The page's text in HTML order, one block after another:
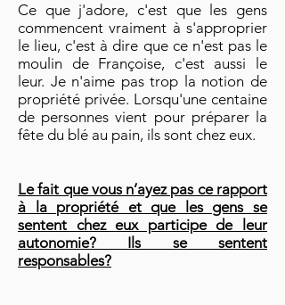
Ce que j'adore, c'est que les gens
commencent vraiment à s'approprier
le lieu, c'est à dire que ce n'est pas le
moulin de Françoise, c'est aussi le
leur. Je n'aime pas trop la notion de
propriété privée. Lorsqu'une centaine
de personnes vient pour préparer la
fête du blé au pain, ils sont chez eux.
Le fait que vous n’ayez pas ce rapport
à la propriété et que les gens se
sentent chez eux participe de leur
autonomie? Ils se sentent
responsables?